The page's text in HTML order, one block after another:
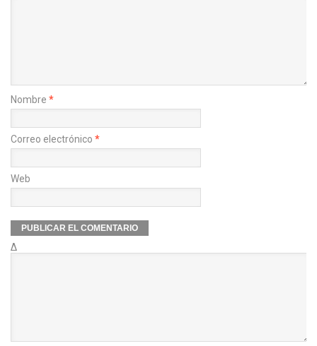
Nombre *
Correo electrónico *
Web
Δ